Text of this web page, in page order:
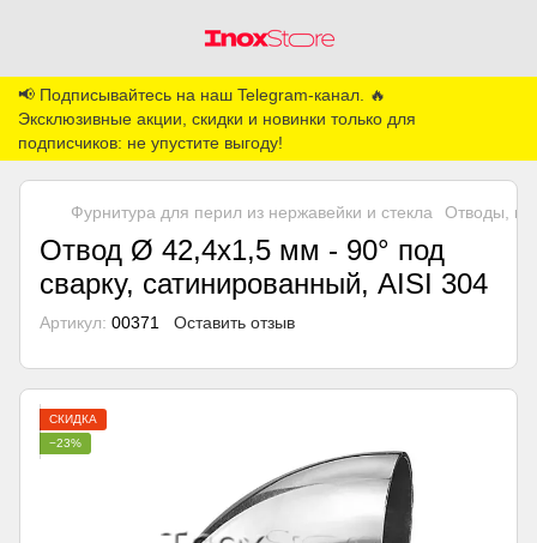
📢 Подписывайтесь на наш Telegram-канал. 🔥
Эксклюзивные акции, скидки и новинки только для
подписчиков: не упустите выгоду!
Фурнитура для перил из нержавейки и стекла Отводы,
Отвод Ø 42,4х1,5 мм - 90° под
сварку, сатинированный, AISI 304
Артикул: 00371 Оставить отзыв
СКИДКА
−23%